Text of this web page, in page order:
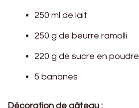
250 ml de lait
250 g de beurre ramolli
220 g de sucre en poudre
5 bananes
Décoration de gâteau :